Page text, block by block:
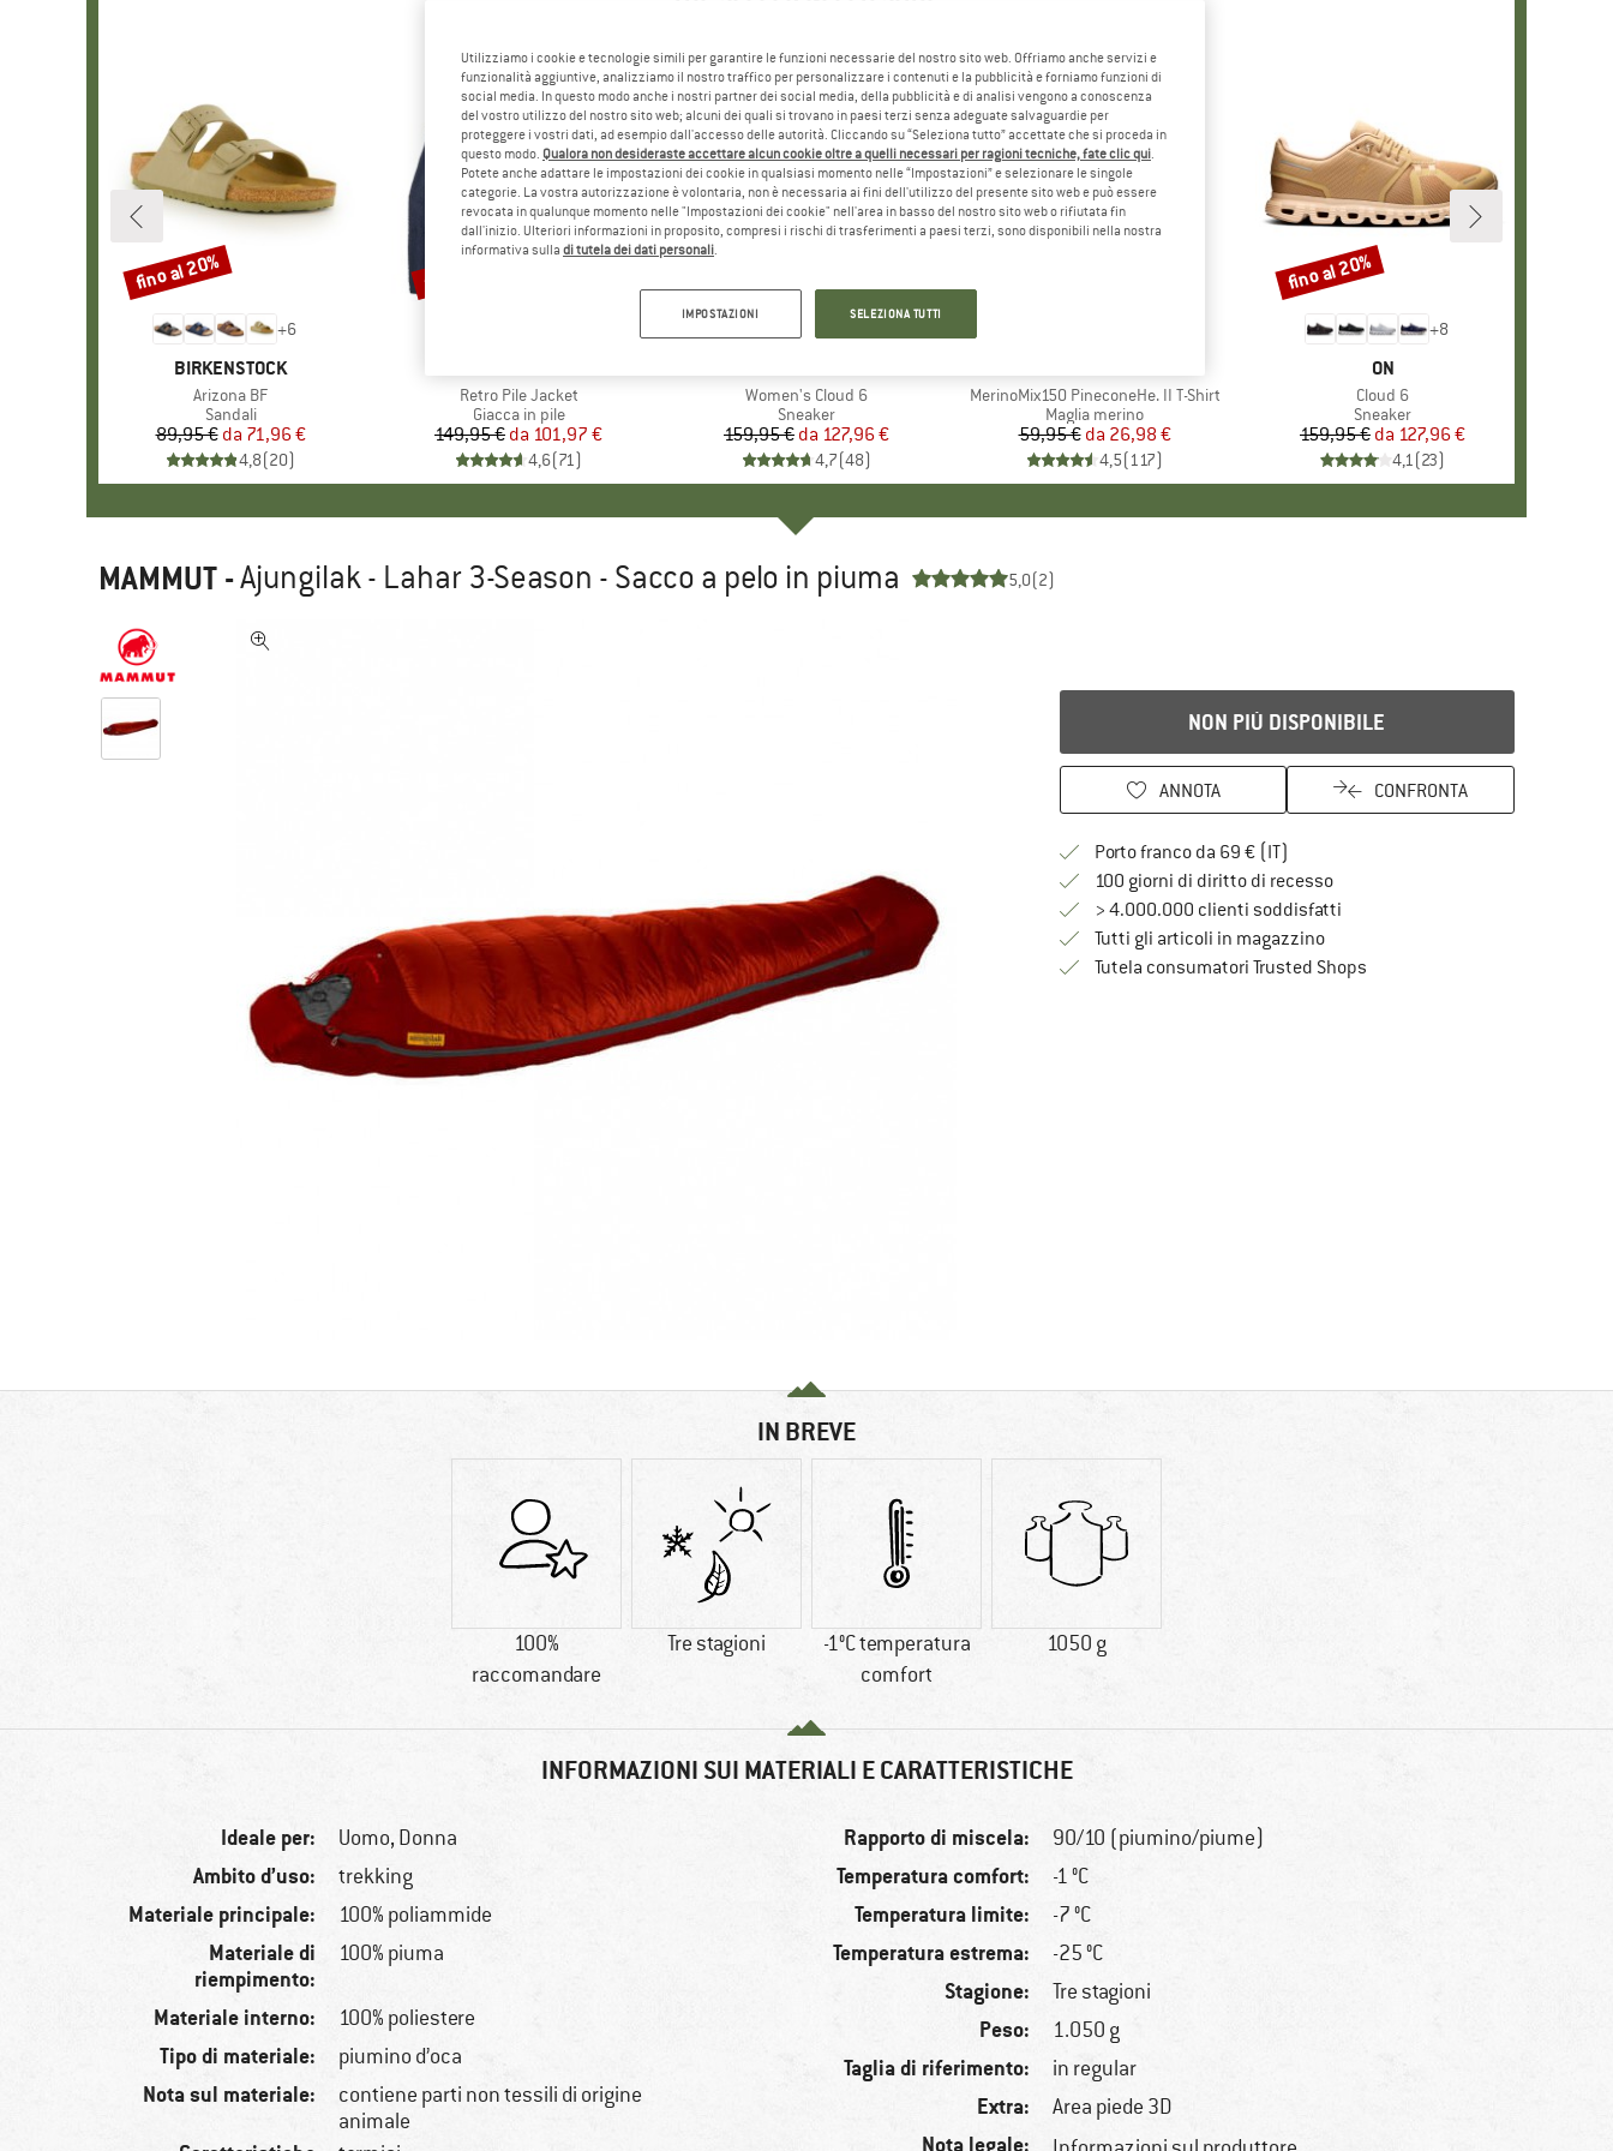
+6
MARCHIO
BIRKENSTOCK
Articolo
Arizona BF
Gruppo di prodotti
Sandali
Prezzo
89,95 € Prezzo ridotto
da 71,96 €
4,8(20)
Sconto
fino al 20%
Articolo
Retro Pile Jacket
Gruppo di prodotti
Giacca in pile
Prezzo
149,95 € Prezzo ridotto
da 101,97 €
4,6(71)
Sconto
fino al 32%
Articolo
Women's Cloud 6
Gruppo di prodotti
Sneaker
Prezzo
159,95 € Prezzo ridotto
da 127,96 €
4,7(48)
fino al 20%
Articolo
MerinoMix150 PineconeHe. II T-Shirt
Gruppo di prodotti
Maglia merino
Prezzo
59,95 € Prezzo ridotto
da 26,98 €
4,5(117)
+8
MARCHIO
ON
Articolo
Cloud 6
Gruppo di prodotti
Sneaker
Prezzo
159,95 € Prezzo ridotto
da 127,96 €
4,1(23)
Sconto
fino al 20%
MAMMUT -Ajungilak - Lahar 3-Season - Sacco a pelo in piuma 5,0(2)
NON PIÙ DISPONIBILE
ANNOTA CONFRONTA
Porto franco da 69 € (IT)
100 giorni di diritto di recessoVai alla politica di recesso qui Si
> 4.000.000 clienti soddisfatti
Tutti gli articoli in magazzino
Tutela consumatori Trusted ShopsTrovi tutte le informazioni qui!
IN BREVE
100%
raccomandare
Tre stagioni
-1°C temperatura
comfort
1050 g
INFORMAZIONI SUI MATERIALI E CARATTERISTICHE
Ideale per: Uomo, Donna
Ambito d’uso: trekking
Materiale principale: 100% poliammide
Materiale di
riempimento:
100% piuma
Materiale interno: 100% poliestere
Tipo di materiale: piumino d’oca
Nota sul materiale:
contiene parti non tessili di origine
animale
Rapporto di miscela: 90/10 (piumino/piume)
Temperatura comfort: -1 °C
Temperatura limite: -7 °C
Temperatura estrema: -25 °C
Stagione: Tre stagioni
Peso: 1.050 g
Taglia di riferimento: in regular
Extra: Area piede 3D
Nota legale:
Utilizziamo i cookie e tecnologie simili per garantire le funzioni necessarie del nostro sito web. Offriamo anche servizi e
funzionalità aggiuntive, analizziamo il nostro traffico per personalizzare i contenuti e la pubblicità e forniamo funzioni di
social media. In questo modo anche i nostri partner dei social media, della pubblicità e di analisi vengono a conoscenza
del vostro utilizzo del nostro sito web; alcuni dei quali si trovano in paesi terzi senza adeguate salvaguardie per
proteggere i vostri dati, ad esempio dall'accesso delle autorità. Cliccando su “Seleziona tutto” accettate che si proceda in
questo modo. Qualora non desideraste accettare alcun cookie oltre a quelli necessari per ragioni tecniche, fate clic qui.
Potete anche adattare le impostazioni dei cookie in qualsiasi momento nelle “Impostazioni” e selezionare le singole
categorie. La vostra autorizzazione è volontaria, non è necessaria ai fini dell'utilizzo del presente sito web e può essere
revocata in qualunque momento nelle "Impostazioni dei cookie" nell'area in basso del nostro sito web o rifiutata fin
dall'inizio. Ulteriori informazioni in proposito, compresi i rischi di trasferimenti a paesi terzi, sono disponibili nella nostra
informativa sulla di tutela dei dati personali.
IMPOSTAZIONI SELEZIONA TUTTI